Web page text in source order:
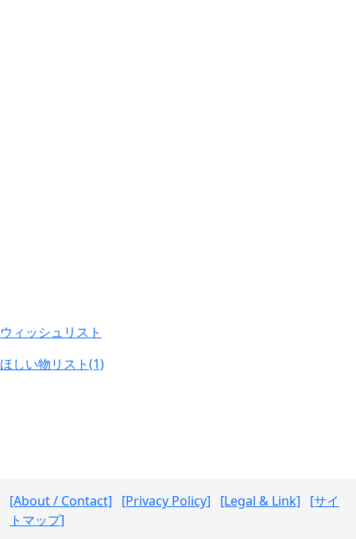
ウィッシュリスト
ほしい物リスト(1)
[About / Contact] [Privacy Policy] [Legal & Link]
[サイ
トマップ]